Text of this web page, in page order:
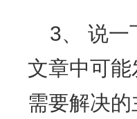
3、 说一
文章中可
需要解决